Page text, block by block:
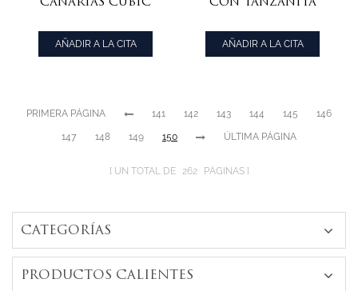
Rodio Chapado
Sobre Plata
AÑADIR A LA CITA
En Rodio
Chapado Más De
AÑADIR A LA CITA
PRIMERA PÁGINA 141 142 143 144 145 146
147 148 149 150 ÚLTIMA PÁGINA
UN TOTAL DE 262 PÁGINAS
CATEGORÍAS
PRODUCTOS CALIENTES